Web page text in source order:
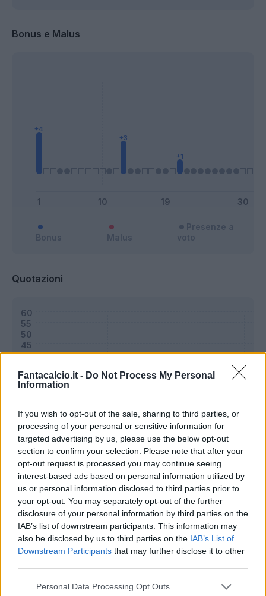
Fantacalcio.it - Do Not Process My Personal
Information
If you wish to opt-out of the sale, sharing to third parties, or
processing of your personal or sensitive information for
targeted advertising by us, please use the below opt-out
section to confirm your selection. Please note that after your
opt-out request is processed you may continue seeing
interest-based ads based on personal information utilized by
us or personal information disclosed to third parties prior to
your opt-out. You may separately opt-out of the further
disclosure of your personal information by third parties on the
IAB’s list of downstream participants. This information may
also be disclosed by us to third parties on the IAB’s List of
Downstream Participants that may further disclose it to other
Personal Data Processing Opt Outs
Bonus e Malus
Bonus Malus
Presenze a
voto
Quotazioni
Classic Mantra
Riepilogo stagione
Titolare 8 - 28%
Squalificato 0 - 0